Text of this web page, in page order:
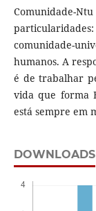
Comunidade-
comunidade-
humanos. A
é de trabalhar
vida que forma
está sempre em
DOWNLOADS